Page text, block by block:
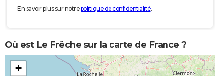
En savoir plus sur notrepolitique de confidentialité.
Où est Le Frêche sur la carte de France ?
+